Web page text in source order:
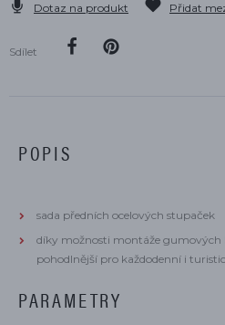
Dotaz na produkt Přidat
Sdílet
POPIS
sada předních ocelových stupaček
díky možnosti montáže
pohodlnější pro každodenní i
PARAMETRY